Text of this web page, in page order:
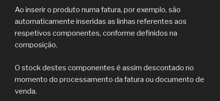
Ao inserir o produto numa fatura, por exemplo, são
automaticamente inseridas as linhas referentes aos
respetivos componentes, conforme definidos na
composição.
O stock destes componentes é assim descontado no
momento do processamento da fatura ou documento de
venda.